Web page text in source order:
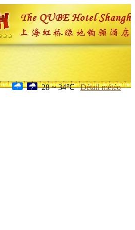
28 ~ 34℃ Détail météo